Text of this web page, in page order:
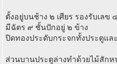
ตั้งอยู่บนช้าง ๒ เศียร รองรับเล
มีฉัตร ๙ ชั้นปักอยู่ ๒ ข้าง
ปิดทองประดับกระจกทั้งประตูแล
ส่วนบานประตูล่างทำด้วยไม้สัก